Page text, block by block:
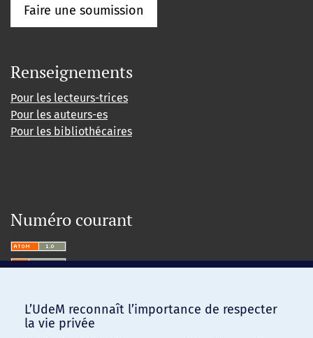
Faire une soumission
Renseignements
Pour les lecteurs-trices
Pour les auteurs-es
Pour les bibliothécaires
Numéro courant
L’UdeM reconnaît l’importance de respecter
la vie privée